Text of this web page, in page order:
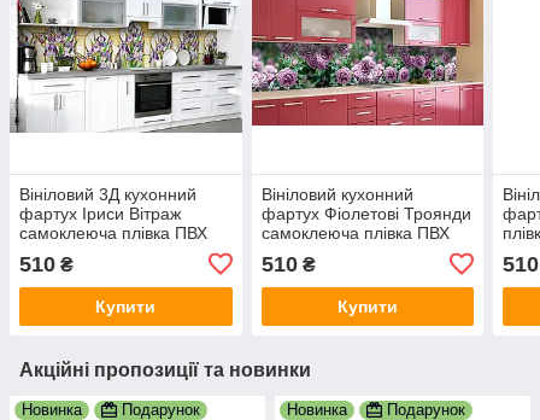
Вініловий 3Д кухонний
фартух Іриси Вітраж
самоклеюча плівка ПВХ
Фіолетовий 600х2000 мм
510 ₴
Купити
Вініловий кухонний
фартух Фіолетові Троянди
самоклеюча плівка ПВХ
Зелений 600х2000 мм
510₴
Купити
510
Акційні пропозиції та новинки
Новинка Подарунок Новинка Подарунок